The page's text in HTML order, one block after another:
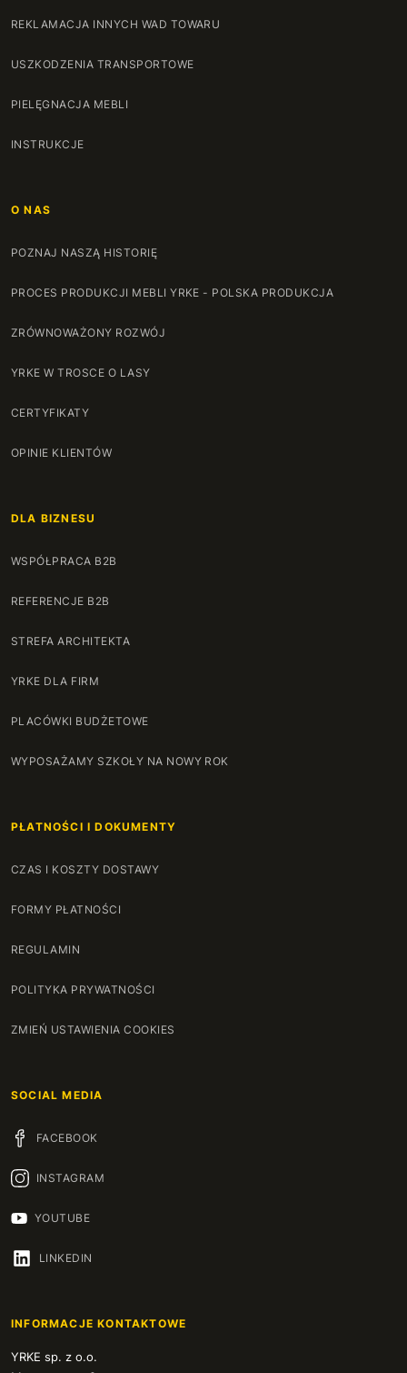
REKLAMACJA INNYCH WAD TOWARU
USZKODZENIA TRANSPORTOWE
PIELĘGNACJA MEBLI
INSTRUKCJE
O NAS
POZNAJ NASZĄ HISTORIĘ
PROCES PRODUKCJI MEBLI YRKE - POLSKA PRODUKCJA
ZRÓWNOWAŻONY ROZWÓJ
YRKE W TROSCE O LASY
CERTYFIKATY
OPINIE KLIENTÓW
DLA BIZNESU
WSPÓŁPRACA B2B
REFERENCJE B2B
STREFA ARCHITEKTA
YRKE DLA FIRM
PLACÓWKI BUDŻETOWE
WYPOSAŻAMY SZKOŁY NA NOWY ROK
PŁATNOŚCI I DOKUMENTY
CZAS I KOSZTY DOSTAWY
FORMY PŁATNOŚCI
REGULAMIN
POLITYKA PRYWATNOŚCI
ZMIEŃ USTAWIENIA COOKIES
SOCIAL MEDIA
FACEBOOK
INSTAGRAM
YOUTUBE
LINKEDIN
INFORMACJE KONTAKTOWE
YRKE sp. z o.o.